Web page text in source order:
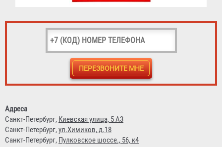
23 ₽
Адреса
Санкт-Петербург, Киевская улица, 5 А3
Санкт-Петербург,ул.Химиков, д.18
Санкт-Петербург, Пулковское шоссе., 56, к4